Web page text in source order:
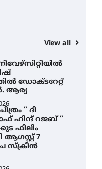
View all
ഡോക്ടറേറ്റ്
ആര്യ
” ദി
ഹിന്ദ് റജബ് ”
ഫിലിം
7
സ്‌ക്രീൻ